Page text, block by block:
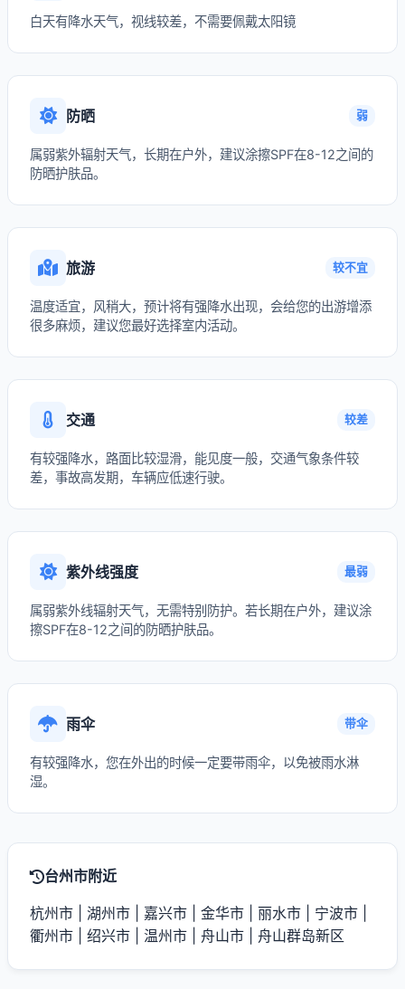
白天有降水天气，视线较差，不需要佩戴太阳镜
防晒 弱
属弱紫外辐射天气，长期在户外，建议涂擦SPF在8-12之间的
防晒护肤品。
旅游 较不宜
温度适宜，风稍大，预计将有强降水出现，会给您的出游增添
很多麻烦，建议您最好选择室内活动。
交通 较差
有较强降水，路面比较湿滑，能见度一般，交通气象条件较
差，事故高发期，车辆应低速行驶。
紫外线强度 最弱
属弱紫外线辐射天气，无需特别防护。若长期在户外，建议涂
擦SPF在8-12之间的防晒护肤品。
雨伞 带伞
有较强降水，您在外出的时候一定要带雨伞，以免被雨水淋
湿。
台州市附近
杭州市 湖州市 嘉兴市 金华市 丽水市 宁波市
衢州市
绍兴市 温州市 舟山市 舟山群岛新区